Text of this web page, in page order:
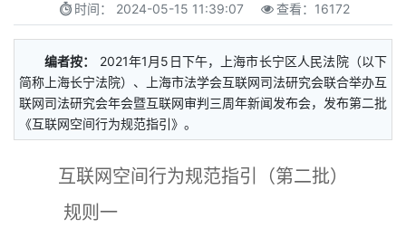
时间： 2024-05-15 11:39:07 查看： 16172
编者按：
2021年1月5日下午，上海市长宁区人民法院（以下
简称上海长宁法院）、上海市法学会互联网司法研究会联合举办互
联网司法研究会年会暨互联网审判三周年新闻发布会，发布第二批
《互联网空间行为规范指引》。
互联网空间行为规范指引（第二批）
规则一